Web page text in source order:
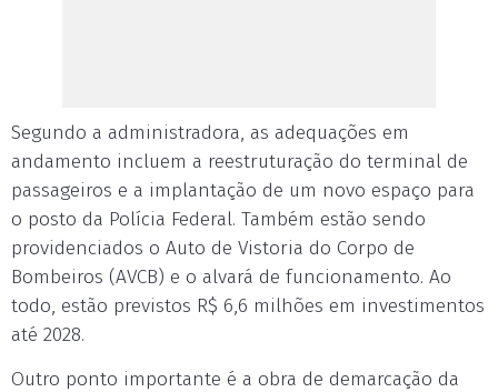
Segundo a administradora, as adequações em
andamento incluem a reestruturação do terminal de
passageiros e a implantação de um novo espaço para
o posto da Polícia Federal. Também estão sendo
providenciados o Auto de Vistoria do Corpo de
Bombeiros (AVCB) e o alvará de funcionamento. Ao
todo, estão previstos R$ 6,6 milhões em investimentos
até 2028.
Outro ponto importante é a obra de demarcação da